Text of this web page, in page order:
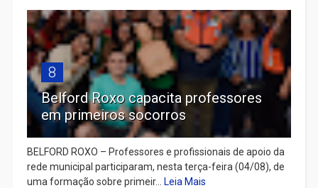
8
Belford Roxo capacita professores
em primeiros socorros
BELFORD ROXO – Professores e profissionais de apoio da
rede municipal participaram, nesta terça-feira (04/08), de
uma formação sobre primeir...
Leia Mais